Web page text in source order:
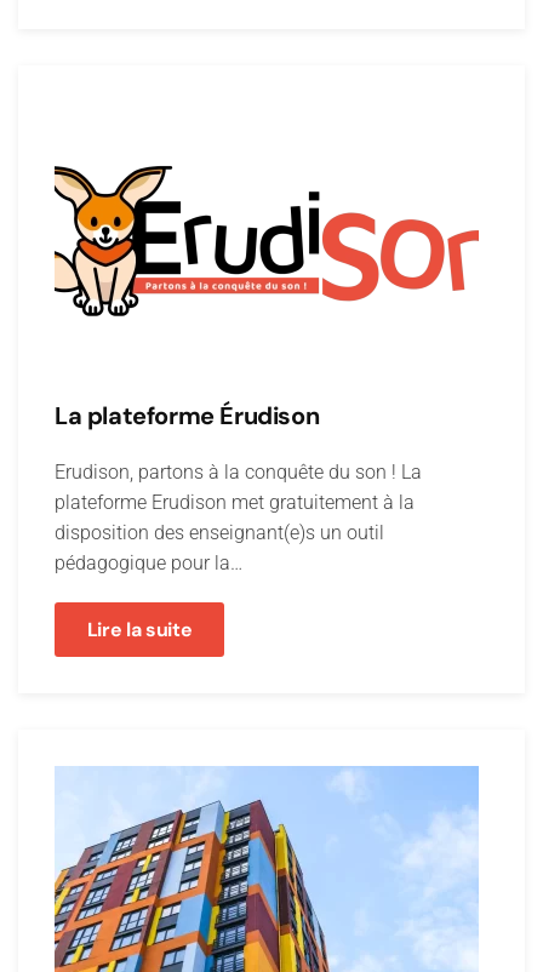
La plateforme Érudison
Erudison, partons à la conquête du son ! La
plateforme Erudison met gratuitement à la
disposition des enseignant(e)s un outil
pédagogique pour la…
Lire la suite